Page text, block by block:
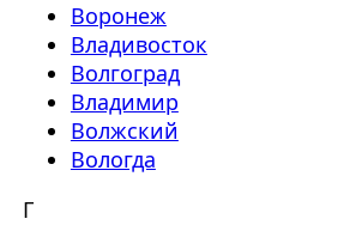
Воронеж
Владивосток
Волгоград
Владимир
Волжский
Вологда
Г